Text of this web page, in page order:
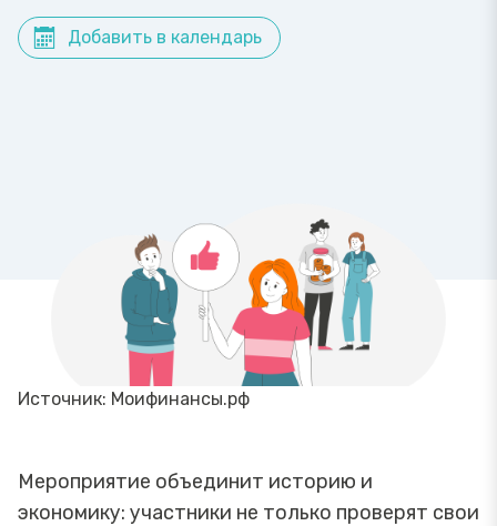
Добавить в календарь
Источник: Моифинансы.рф
Мероприятие объединит историю и
экономику: участники не только проверят свои